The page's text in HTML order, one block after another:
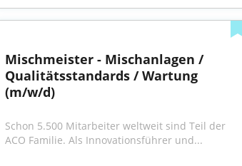
Mischmeister - Mischanlagen /
Qualitätsstandards / Wartung
(m/w/d)
Schon 5.500 Mitarbeiter weltweit sind Teil der
ACO Familie. Als Innovationsführer und...